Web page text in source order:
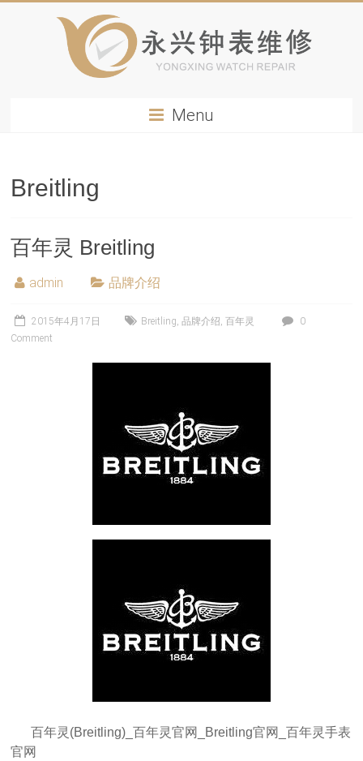
Menu
Breitling
百年灵 Breitling
admin 品牌介绍
2015年4月17日 Breitling,品牌介绍,百年灵
0
Comment
百年灵(Breitling)_百年灵官网_Breitling官网_百年灵手表
官网